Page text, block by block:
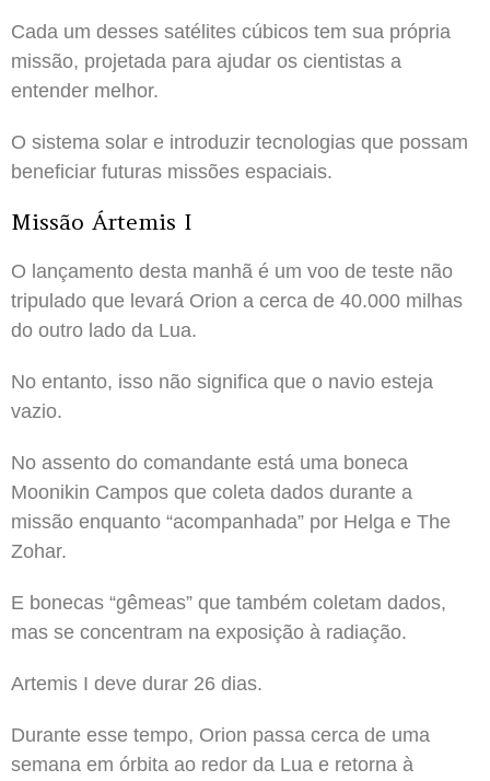
Cada um desses satélites cúbicos tem sua própria
missão, projetada para ajudar os cientistas a
entender melhor.
O sistema solar e introduzir tecnologias que possam
beneficiar futuras missões espaciais.
Missão Ártemis I
O lançamento desta manhã é um voo de teste não
tripulado que levará Orion a cerca de 40.000 milhas
do outro lado da Lua.
No entanto, isso não significa que o navio esteja
vazio.
No assento do comandante está uma boneca
Moonikin Campos que coleta dados durante a
missão enquanto “acompanhada” por Helga e The
Zohar.
E bonecas “gêmeas” que também coletam dados,
mas se concentram na exposição à radiação.
Artemis I deve durar 26 dias.
Durante esse tempo, Orion passa cerca de uma
semana em órbita ao redor da Lua e retorna à